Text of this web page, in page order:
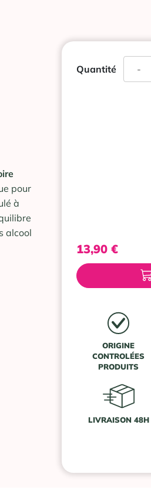
pour
à
alcool
Quantité -
13,90 €
ORIGINE
CONTROLÉES
PRODUITS
LIVRAISON 48H